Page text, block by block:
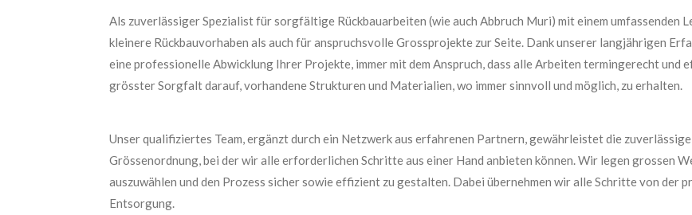
Als zuverlässiger Spezialist für sorgfältige Rückbauarbeiten (wie auch Abbruch Muri) mit einem umfassenden
kleinere Rückbauvorhaben als auch für anspruchsvolle Grossprojekte zur Seite. Dank unserer langjährigen
eine professionelle Abwicklung Ihrer Projekte, immer mit dem Anspruch, dass alle Arbeiten termingerecht und
grösster Sorgfalt darauf, vorhandene Strukturen und Materialien, wo immer sinnvoll und möglich, zu erhalten.
Unser qualifiziertes Team, ergänzt durch ein Netzwerk aus erfahrenen Partnern, gewährleistet die
Grössenordnung, bei der wir alle erforderlichen Schritte aus einer Hand anbieten können. Wir legen grossen
auszuwählen und den Prozess sicher sowie effizient zu gestalten. Dabei übernehmen wir alle Schritte von der
Entsorgung.